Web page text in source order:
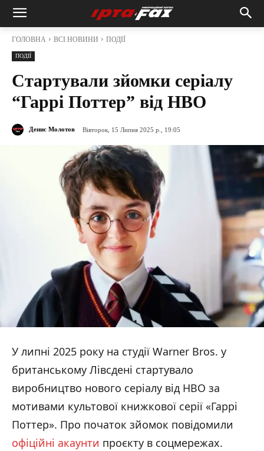
ГОЛОВНА ВСІ НОВИНИ ПОДІЇ
ПОДІЇ
Стартували зйомки серіалу
“Гаррі Поттер” від HBO
Денис Молотов Вівторок, 15 Липня 2025 р., 19:05
У липні 2025 року на студії Warner Bros. у
британському Лівсдені стартувало
виробництво нового серіалу від HBO за
мотивами культової книжкової серії «Гаррі
Поттер». Про початок зйомок повідомили
офіційні акаунти проєкту в соцмережах.